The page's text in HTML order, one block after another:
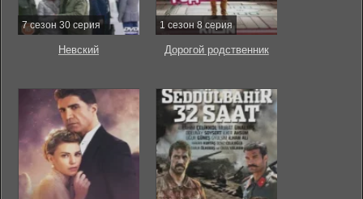
7 сезон 30 серия
Невский
1 сезон 8 серия
Дорогой родственник